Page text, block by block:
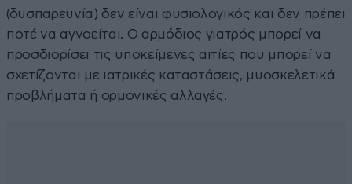
(δυσπαρευνία) δεν είναι φυσιολογικός και δεν πρέπει
ποτέ να αγνοείται. Ο αρμόδιος γιατρός μπορεί να
προσδιορίσει τις υποκείμενες αιτίες που μπορεί να
σχετίζονται με ιατρικές καταστάσεις, μυοσκελετικά
προβλήματα ή ορμονικές αλλαγές.